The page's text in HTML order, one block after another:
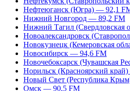
Нефтеюганск (Югра) — 92,1
Нижний Новгород — 89,2 FM
Нижний Тагил (Свердловская
Новоалександровск
Новокузнецк (Кемеровская
Новосибирск — 94,6 FM
Новочебоксарск (Чувашская
Норильск (Красноярский
Новый Свет (Республика
Омск — 90,5 FM